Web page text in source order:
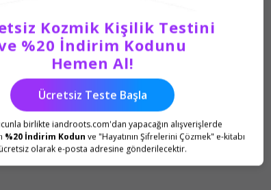
Kozmik Kişilik Testini
%20 İndirim Kodunu
Hemen Al!
Ücretsiz Teste Başla
birlikte iandroots.com'dan yapacağın alışverişlerde
%20 İndirim Kodun ve "Hayatının Şifrelerini Çözmek" e-kitabı
olarak e-posta adresine gönderilecektir.